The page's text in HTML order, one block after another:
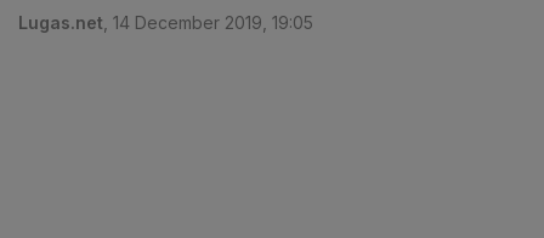
Lugas.net , 14 December 2019, 19:05